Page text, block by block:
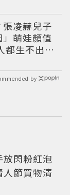
凌赫兒子
」萌娃顏值
都生不出這
by
閃粉紅泡
節買物清